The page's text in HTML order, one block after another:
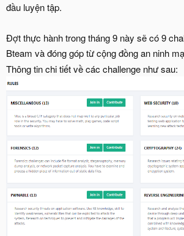
đầu luyện tập.
Đợt thực hành trong tháng 9 này sẽ có 9
Bteam và đóng góp từ cộng đồng an ninh
Thông tin chi tiết về các challenge như sau: